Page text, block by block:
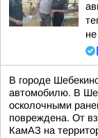
В городе
автомобилю. В
осколочными
повреждена. От
КамАЗ на